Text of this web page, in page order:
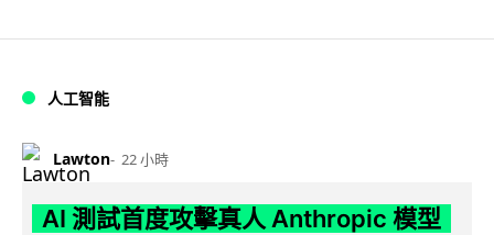
人工智能
Lawton 22 小時
AI 測試首度攻擊真人 Anthropic 模型